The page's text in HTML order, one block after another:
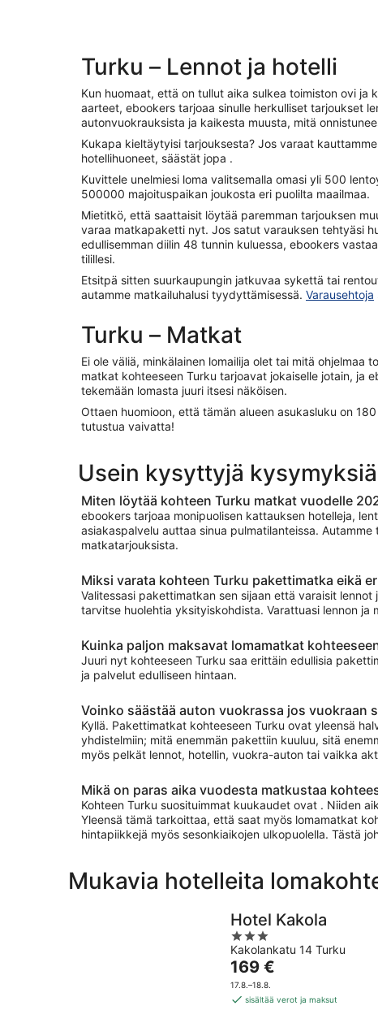
Turku – Lennot ja hotelli
Kun huomaat, että on tullut aika sulkea toimiston ovi ja
aarteet, ebookers tarjoaa sinulle herkulliset tarjoukset
autonvuokrauksista ja kaikesta muusta, mitä
Kukapa kieltäytyisi tarjouksesta? Jos varaat
hotellihuoneet, säästät jopa .
Kuvittele unelmiesi loma valitsemalla omasi yli 500
500000 majoituspaikan joukosta eri puolilta maailmaa.
Mietitkö, että saattaisit löytää paremman tarjouksen
varaa matkapaketti nyt. Jos satut varauksen tehtyäsi
edullisemman diilin 48 tunnin kuluessa, ebookers
tilillesi.
Etsitpä sitten suurkaupungin jatkuvaa sykettä tai
autamme matkailuhalusi tyydyttämisessä. Varausehtoja
Turku – Matkat
Ei ole väliä, minkälainen lomailija olet tai mitä ohjelmaa
matkat kohteeseen Turku tarjoavat jokaiselle jotain, ja
tekemään lomasta juuri itsesi näköisen.
Ottaen huomioon, että tämän alueen asukasluku on
tutustua vaivatta!
Usein kysyttyjä
Miten löytää kohteen Turku matkat vuodelle
ebookers tarjoaa monipuolisen kattauksen hotelleja,
asiakaspalvelu auttaa sinua pulmatilanteissa.
matkatarjouksista.
Miksi varata kohteen Turku pakettimatka eikä
Valitessasi pakettimatkan sen sijaan että varaisit
tarvitse huolehtia yksityiskohdista. Varattuasi lennon
Kuinka paljon maksavat lomamatkat
Juuri nyt kohteeseen Turku saa erittäin edullisia
ja palvelut edulliseen hintaan.
Voinko säästää auton vuokrassa jos vuokraan
Kyllä. Pakettimatkat kohteeseen Turku ovat yleensä
yhdistelmiin; mitä enemmän pakettiin kuuluu, sitä
myös pelkät lennot, hotellin, vuokra-auton tai vaikka
Mikä on paras aika vuodesta matkustaa
Kohteen Turku suosituimmat kuukaudet ovat . Niiden
Yleensä tämä tarkoittaa, että saat myös lomamatkat
hintapiikkejä myös sesonkiaikojen ulkopuolella. Tästä
Mukavia hotelleita
Hotel Kakola
3
out
of
5
Kakolankatu 14 Turku
Hinta
on
169 €
169 €
17.8.–18.8.
sisältää verot ja maksut